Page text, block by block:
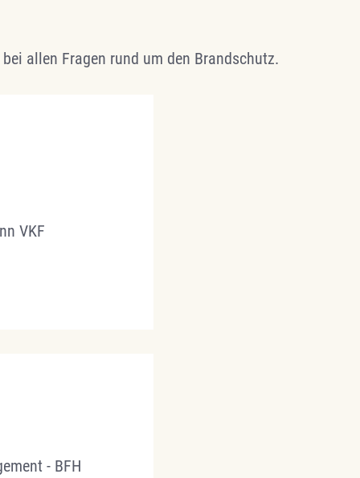
allen Fragen rund um den Brandschutz.
VKF
- BFH